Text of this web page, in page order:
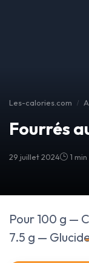
Les-calories.com
Fourrés
29 juillet 2024 1
Pour 100 g —
7.5 g —